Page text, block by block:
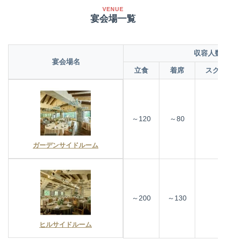
VENUE
宴会場一覧
宴会場名
収容人数
立食 着席 スク
ガーデンサイドルーム
～120 ～80
ヒルサイドルーム
～200 ～130